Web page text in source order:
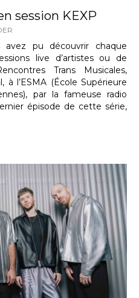
session KEXP
avez pu découvrir chaque
live d’artistes ou de
Trans Musicales,
l’ESMA (École Supérieure
par la fameuse radio
épisode de cette série,